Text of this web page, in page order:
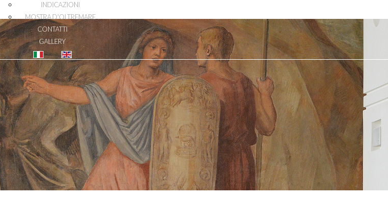
INDICAZIONI
MOSTRA D'OLTREMARE
CONTATTI
GALLERY
Seleziona la tua lingua